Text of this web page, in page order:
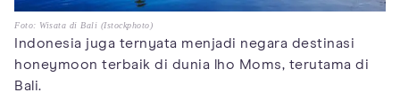
Foto: Wisata di Bali (Istockphoto)
Indonesia juga ternyata menjadi negara destinasi
honeymoon terbaik di dunia lho Moms, terutama di
Bali.